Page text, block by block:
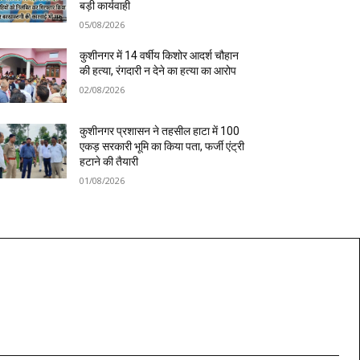
बड़ी कार्यवाही
05/08/2026
कुशीनगर में 14 वर्षीय किशोर आदर्श चौहान
की हत्या, रंगदारी न देने का हत्या का आरोप
02/08/2026
कुशीनगर प्रशासन ने तहसील हाटा में 100
एकड़ सरकारी भूमि का किया पता, फर्जी एंट्री
हटाने की तैयारी
01/08/2026